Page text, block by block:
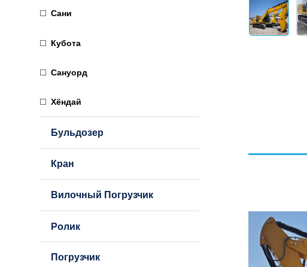
Сани
Кубота
Сануорд
Хёндай
Бульдозер
Кран
Вилочный Погрузчик
Ролик
Погрузчик